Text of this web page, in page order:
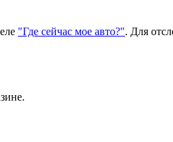
"Где сейчас мое авто?". Для